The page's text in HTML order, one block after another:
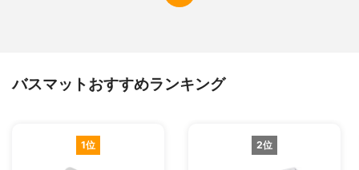
バスマットおすすめランキング
1位 2位